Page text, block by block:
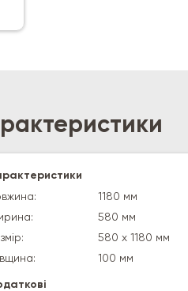
1180 мм
580 мм
580 х 1180 мм
100 мм